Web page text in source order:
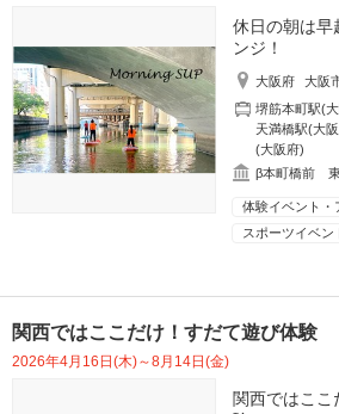
休日の朝は早
ンジ！
大阪府
大阪
堺筋本町駅(
天満橋駅(大
(大阪府)
β本町橋前 東
体験イベント・
スポーツイベン
関西ではここだけ！すだて遊び体験
2026年4月16日(木)～8月14日(金)
関西ではここ